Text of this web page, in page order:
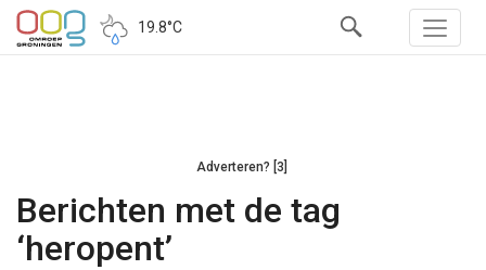
19.8°C
Adverteren? [3]
Berichten met de tag
‘heropent’